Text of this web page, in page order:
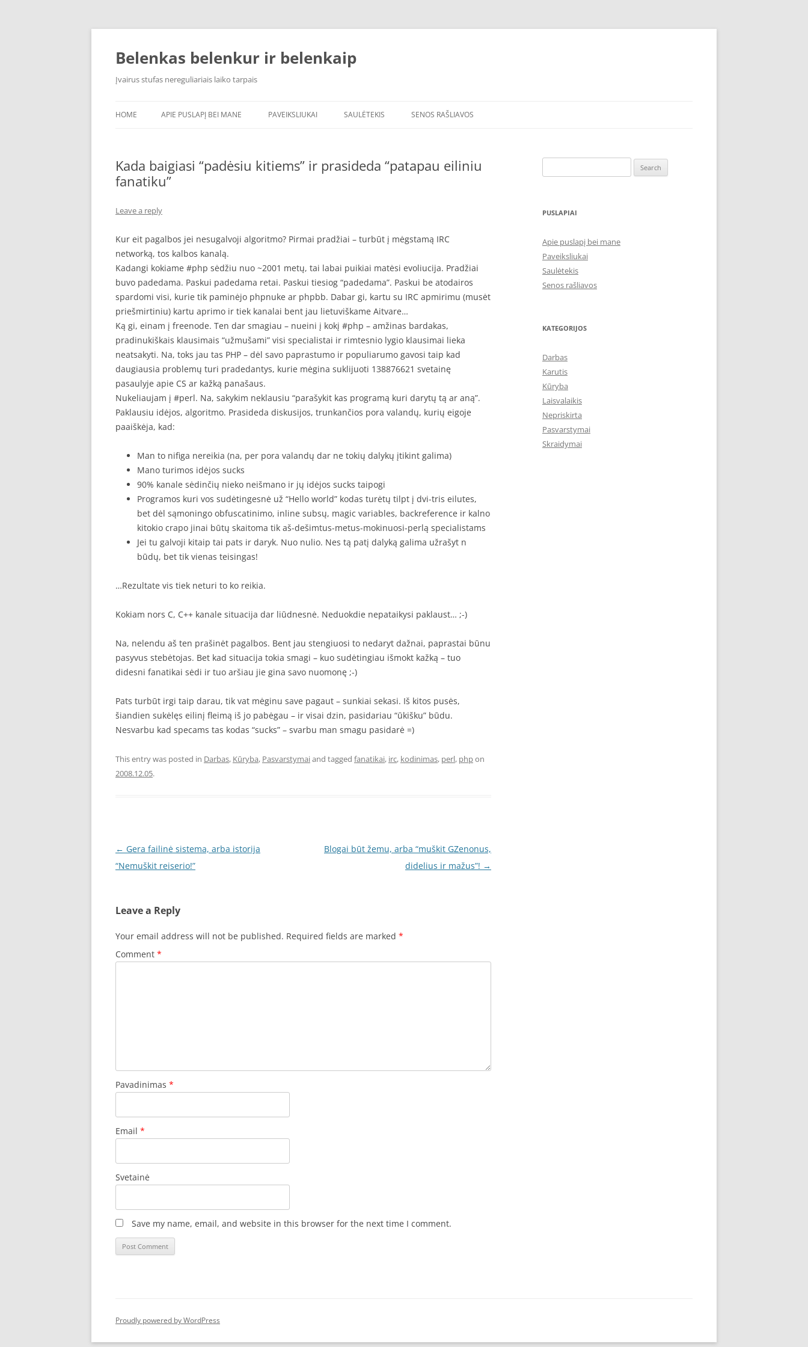
Skip
content
Belenkas belenkur ir belenkaip
Įvairus stufas nereguliariais laiko tarpais
HOME APIE PUSLAPĮ BEI MANE PAVEIKSLIUKAI SAULĖTEKIS SENOS RAŠLIAVOS
Kada baigiasi “padėsiu kitiems” ir prasideda “patapau eiliniu
fanatiku”
Leave a reply
Kur eit pagalbos jei nesugalvoji algoritmo? Pirmai pradžiai – turbūt į mėgstamą IRC
networką, tos kalbos kanalą.
Kadangi kokiame #php sėdžiu nuo ~2001 metų, tai labai puikiai matėsi evoliucija. Pradžiai
buvo padedama. Paskui padedama retai. Paskui tiesiog “padedama”. Paskui be atodairos
spardomi visi, kurie tik paminėjo phpnuke ar phpbb. Dabar gi, kartu su IRC apmirimu (musėt
priešmirtiniu) kartu aprimo ir tiek kanalai bent jau lietuviškame Aitvare…
Ką gi, einam į freenode. Ten dar smagiau – nueini į kokį #php – amžinas bardakas,
pradinukiškais klausimais “užmušami” visi specialistai ir rimtesnio lygio klausimai lieka
neatsakyti. Na, toks jau tas PHP – dėl savo paprastumo ir populiarumo gavosi taip kad
daugiausia problemų turi pradedantys, kurie mėgina suklijuoti 138876621 svetainę
pasaulyje apie CS ar kažką panašaus.
Nukeliaujam į #perl. Na, sakykim neklausiu “parašykit kas programą kuri darytų tą ar aną”.
Paklausiu idėjos, algoritmo. Prasideda diskusijos, trunkančios pora valandų, kurių eigoje
paaiškėja, kad:
Man to nifiga nereikia (na, per pora valandų dar ne tokių dalykų įtikint galima)
Mano turimos idėjos sucks
90% kanale sėdinčių nieko neišmano ir jų idėjos sucks taipogi
Programos kuri vos sudėtingesnė už “Hello world” kodas turėtų tilpt į dvi-tris eilutes,
bet dėl sąmoningo obfuscatinimo, inline subsų, magic variables, backreference ir kalno
kitokio crapo jinai būtų skaitoma tik aš-dešimtus-metus-mokinuosi-perlą specialistams
Jei tu galvoji kitaip tai pats ir daryk. Nuo nulio. Nes tą patį dalyką galima užrašyt n
būdų, bet tik vienas teisingas!
…Rezultate vis tiek neturi to ko reikia.
Kokiam nors C, C++ kanale situacija dar liūdnesnė. Neduokdie nepataikysi paklaust… ;-)
Na, nelendu aš ten prašinėt pagalbos. Bent jau stengiuosi to nedaryt dažnai, paprastai būnu
pasyvus stebėtojas. Bet kad situacija tokia smagi – kuo sudėtingiau išmokt kažką – tuo
didesni fanatikai sėdi ir tuo aršiau jie gina savo nuomonę ;-)
Pats turbūt irgi taip darau, tik vat mėginu save pagaut – sunkiai sekasi. Iš kitos pusės,
šiandien sukėlęs eilinį fleimą iš jo pabėgau – ir visai dzin, pasidariau “ūkišku” būdu.
Nesvarbu kad specams tas kodas “sucks” – svarbu man smagu pasidarė =)
This entry was posted in Darbas, Kūryba, Pasvarstymaiand tagged fanatikai, irc, kodinimas, perl, phpon
2008.12.05.
Post
navigation
← Gera failinė sistema, arba istorija
“Nemuškit reiserio!”
Blogai būt žemu, arba “muškit GZenonus,
didelius ir mažus”! →
Leave a Reply
Your email address will not be published. Required fields are marked *
Comment *
Pavadinimas *
Email *
Svetainė
Save my name, email, and website in this browser for the next time I comment.
for:
PUSLAPIAI
Apie puslapį bei mane
Paveiksliukai
Saulėtekis
Senos rašliavos
KATEGORIJOS
Darbas
Karutis
Kūryba
Laisvalaikis
Nepriskirta
Pasvarstymai
Skraidymai
Proudly powered by WordPress